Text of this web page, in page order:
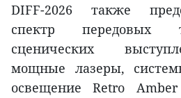
DIFF-2026 также
спектр передовых
сценических
мощные лазеры,
освещение Retro